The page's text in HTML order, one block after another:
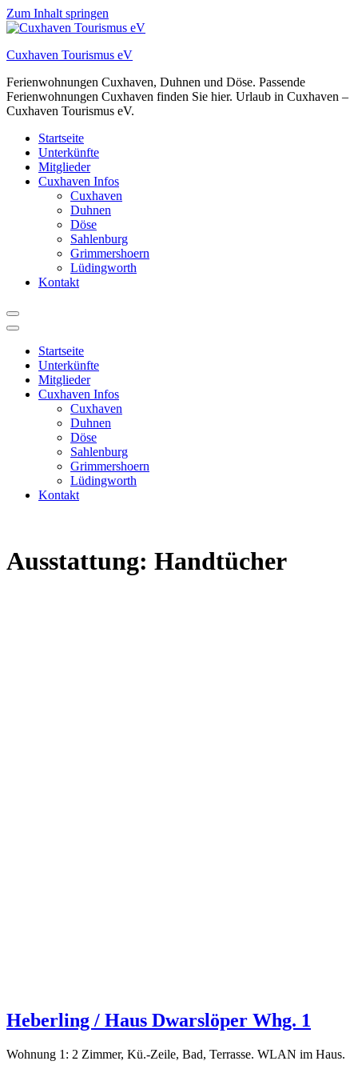
Zum Inhalt springen
Cuxhaven Tourismus eV
Ferienwohnungen Cuxhaven, Duhnen und Döse. Passende
Ferienwohnungen Cuxhaven finden Sie hier. Urlaub in Cuxhaven –
Cuxhaven Tourismus eV.
Startseite
Unterkünfte
Mitglieder
Cuxhaven Infos
Cuxhaven
Duhnen
Döse
Sahlenburg
Grimmershoern
Lüdingworth
Kontakt
Startseite
Unterkünfte
Mitglieder
Cuxhaven Infos
Cuxhaven
Duhnen
Döse
Sahlenburg
Grimmershoern
Lüdingworth
Kontakt
Ausstattung: Handtücher
Heberling / Haus Dwarslöper Whg. 1
Wohnung 1: 2 Zimmer, Kü.-Zeile, Bad, Terrasse. WLAN im Haus.